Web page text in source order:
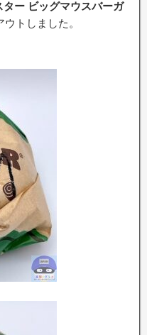
ター ビッグマウスバーガ
ウトしました。